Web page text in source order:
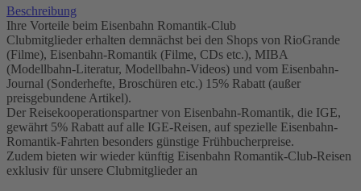
Beschreibung
Ihre Vorteile beim Eisenbahn Romantik-Club
Clubmitglieder erhalten demnächst bei den Shops von RioGrande
(Filme), Eisenbahn-Romantik (Filme, CDs etc.), MIBA
(Modellbahn-Literatur, Modellbahn-Videos) und vom Eisenbahn-
Journal (Sonderhefte, Broschüren etc.) 15% Rabatt (außer
preisgebundene Artikel).
Der Reisekooperationspartner von Eisenbahn-Romantik, die IGE,
gewährt 5% Rabatt auf alle IGE-Reisen, auf spezielle Eisenbahn-
Romantik-Fahrten besonders günstige Frühbucherpreise.
Zudem bieten wir wieder künftig Eisenbahn Romantik-Club-Reisen
exklusiv für unsere Clubmitglieder an